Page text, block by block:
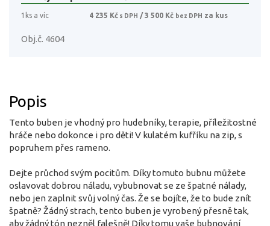
1ks a víc 4 235 Kč s DPH / 3 500 Kč bez DPH za kus
Obj.č. 4604
Popis
Tento buben je vhodný pro hudebníky, terapie, příležitostné
hráče nebo dokonce i pro děti! V kulatém kufříku na zip, s
popruhem přes rameno.
Dejte průchod svým pocitům. Díky tomuto bubnu můžete
oslavovat dobrou náladu, vybubnovat se ze špatné nálady,
nebo jen zaplnit svůj volný čas. Že se bojíte, že to bude znít
špatně? Žádný strach, tento buben je vyrobený přesně tak,
aby žádný tón nezněl falešně! Díky tomu vaše bubnování